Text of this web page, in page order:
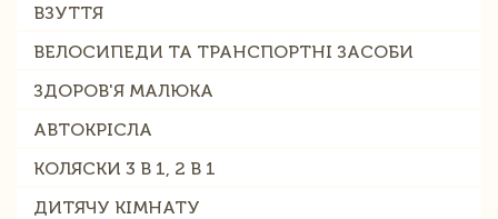
ВЗУТТЯ
ВЕЛОСИПЕДИ ТА ТРАНСПОРТНІ ЗАСОБИ
ЗДОРОВ'Я МАЛЮКА
АВТОКРІСЛА
КОЛЯСКИ 3 В 1, 2 В 1
ДИТЯЧУ КІМНАТУ